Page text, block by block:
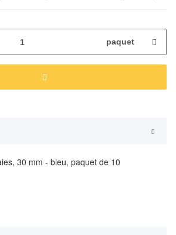
paquet
30 mm - bleu, paquet de 10